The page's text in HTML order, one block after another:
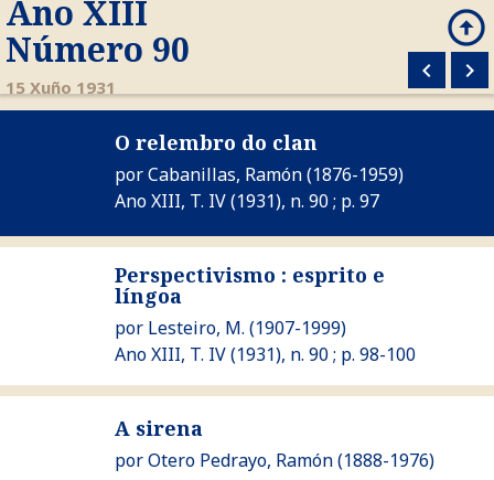
search arrow_circle_up
Ano XIII
Número 90
15 Xuño 1931
keyboard_arrow_left keyboard_arrow_right
Ver O relembro do clan
O relembro do clan
porCabanillas, Ramón(1876-1959)
Ano XIII, T. IV (1931), n. 90 ; p. 97
Ver Perspectivismo : esprito e língoa
Perspectivismo : esprito e
língoa
por Lesteiro, M. (1907-1999)
Ano XIII, T. IV (1931), n. 90 ; p. 98-100
Ver A sirenaA sirena
porOtero Pedrayo, Ramón(1888-1976)